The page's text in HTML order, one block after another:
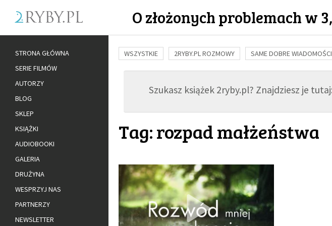
O złożonych problemach w
WSZYSTKIE 2RYBY.PL ROZMOWY SAME DOBRE WIADOMOŚCI
BUDOWANIE WIĘZI RODZINA NAUKA BIBLIA
ADOPCJASzukasz książek 2ryby.pl? Znajdziesz je tutaj:
Tag: rozpad małżeństwa
STRONA GŁÓWNA
SERIE FILMÓW
AUTORZY
BLOG
SKLEP
KSIĄŻKI
AUDIOBOOKI
GALERIA
DRUŻYNA
WESPRZYJ NAS
PARTNERZY
NEWSLETTER